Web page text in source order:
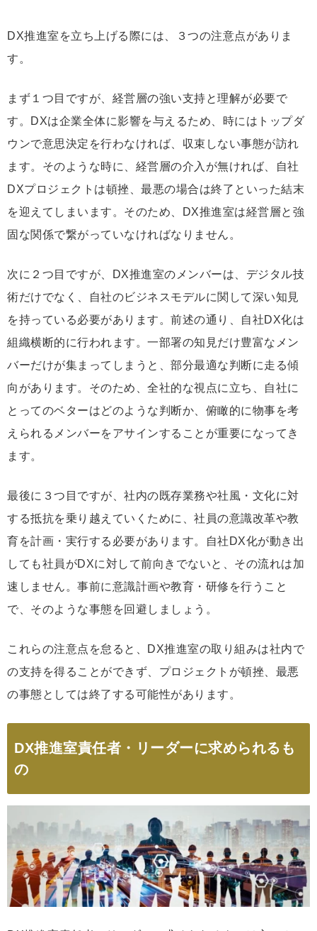
DX推進室を立ち上げる際には、３つの注意点がありま
す。
まず１つ目ですが、経営層の強い支持と理解が必要で
す。DXは企業全体に影響を与えるため、時にはトップダ
ウンで意思決定を行わなければ、収束しない事態が訪れ
ます。そのような時に、経営層の介入が無ければ、自社
DXプロジェクトは頓挫、最悪の場合は終了といった結末
を迎えてしまいます。そのため、DX推進室は経営層と強
固な関係で繋がっていなければなりません。
次に２つ目ですが、DX推進室のメンバーは、デジタル技
術だけでなく、自社のビジネスモデルに関して深い知見
を持っている必要があります。前述の通り、自社DX化は
組織横断的に行われます。一部署の知見だけ豊富なメン
バーだけが集まってしまうと、部分最適な判断に走る傾
向があります。そのため、全社的な視点に立ち、自社に
とってのベターはどのような判断か、俯瞰的に物事を考
えられるメンバーをアサインすることが重要になってき
ます。
最後に３つ目ですが、社内の既存業務や社風・文化に対
する抵抗を乗り越えていくために、社員の意識改革や教
育を計画・実行する必要があります。自社DX化が動き出
しても社員がDXに対して前向きでないと、その流れは加
速しません。事前に意識計画や教育・研修を行うこと
で、そのような事態を回避しましょう。
これらの注意点を怠ると、DX推進室の取り組みは社内で
の支持を得ることができず、プロジェクトが頓挫、最悪
の事態としては終了する可能性があります。
DX推進室責任者・リーダーに求められるも
の